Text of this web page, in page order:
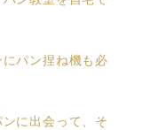
パン捏ね機も必
に出会って、そ